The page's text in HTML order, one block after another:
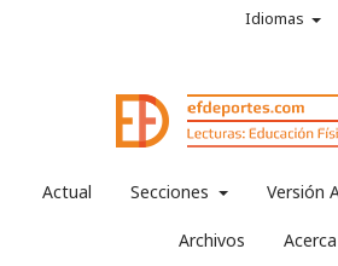
Actual Secciones Versión
Archivos
Idiomas